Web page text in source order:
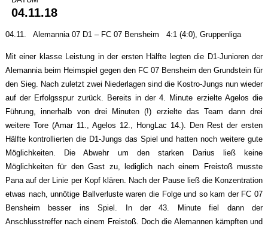
04.11.18
04.11. Alemannia 07 D1 – FC 07 Bensheim 4:1 (4:0), Gruppenliga
Mit einer klasse Leistung in der ersten Hälfte legten die D1-Junioren der
Alemannia beim Heimspiel gegen den FC 07 Bensheim den Grundstein für
den Sieg. Nach zuletzt zwei Niederlagen sind die Kostro-Jungs nun wieder
auf der Erfolgsspur zurück. Bereits in der 4. Minute erzielte Agelos die
Führung, innerhalb von drei Minuten (!) erzielte das Team dann drei
weitere Tore (Amar 11., Agelos 12., HongLac 14.). Den Rest der ersten
Hälfte kontrollierten die D1-Jungs das Spiel und hatten noch weitere gute
Möglichkeiten. Die Abwehr um den starken Darius ließ keine
Möglichkeiten für den Gast zu, lediglich nach einem Freistoß musste
Pana auf der Linie per Kopf klären. Nach der Pause ließ die Konzentration
etwas nach, unnötige Ballverluste waren die Folge und so kam der FC 07
Bensheim besser ins Spiel. In der 43. Minute fiel dann der
Anschlusstreffer nach einem Freistoß. Doch die Alemannen kämpften und